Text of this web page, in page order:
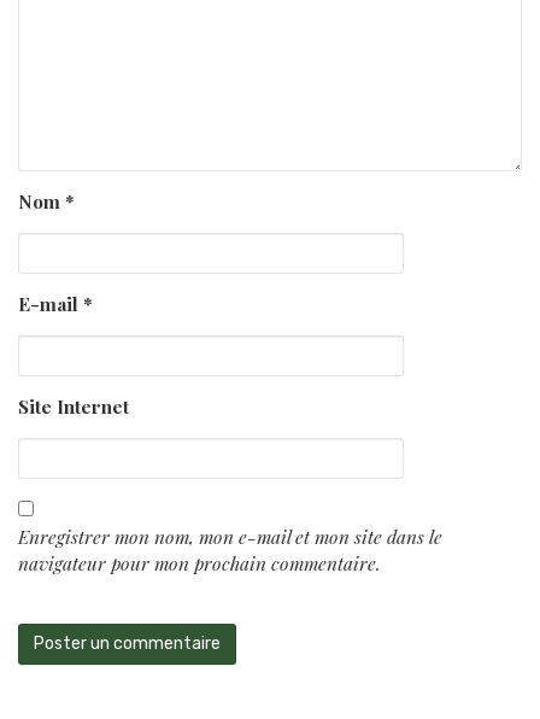
Nom *
E-mail *
Site Internet
Enregistrer mon nom, mon e-mail et mon site dans le
navigateur pour mon prochain commentaire.